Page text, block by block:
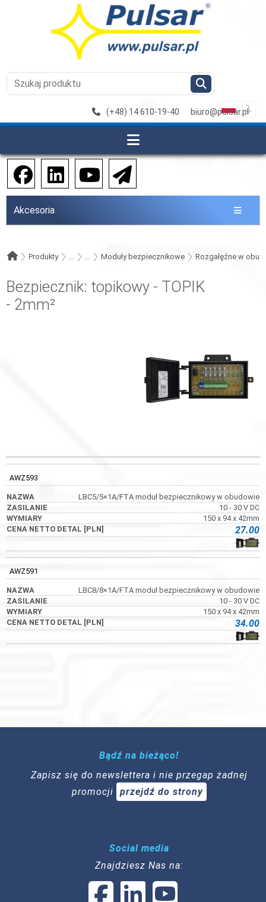
(+48) 14 610-19-40 biuro@pulsar.pl
Akcesoria
Produkty ... ... Moduły bezpiecznikowe Rozgałęźne w
Bezpiecznik: topikowy - TOPIK
- 2mm²
AWZ593
LBC5/5×1A/FTA moduł bezpiecznikowy w obudowie
10 - 30 V DC
150 x 94 x 42mm
27.00
AWZ591
LBC8/8×1A/FTA moduł bezpiecznikowy w obudowie
10 - 30 V DC
150 x 94 x 42mm
34.00
Bądź na bieżąco!
Zapisz się do newslettera i nie przegap żadnej
promocji
przejdź do strony
Social media
Znajdziesz Nas na: